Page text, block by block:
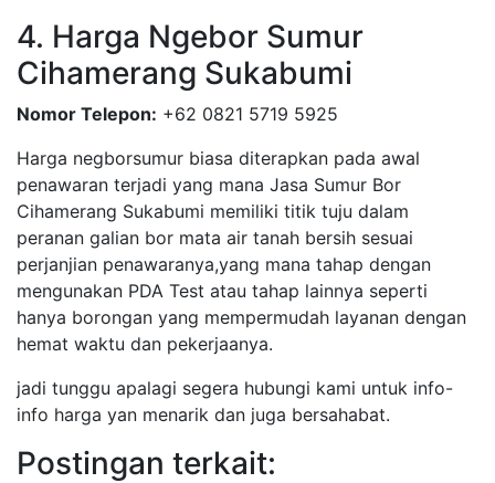
4. Harga Ngebor Sumur
Cihamerang Sukabumi
Nomor Telepon: +62 0821 5719 5925
Harga negborsumur biasa diterapkan pada awal
penawaran terjadi yang mana Jasa Sumur Bor
Cihamerang Sukabumi memiliki titik tuju dalam
peranan galian bor mata air tanah bersih sesuai
perjanjian penawaranya,yang mana tahap dengan
mengunakan PDA Test atau tahap lainnya seperti
hanya borongan yang mempermudah layanan dengan
hemat waktu dan pekerjaanya.
jadi tunggu apalagi segera hubungi kami untuk info-
info harga yan menarik dan juga bersahabat.
Postingan terkait: